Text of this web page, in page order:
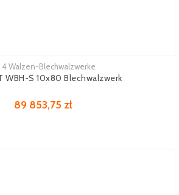
4 Walzen-Blechwalzwerke
WBH-S 10x80 Blechwalzwerk
89 853,75 zł